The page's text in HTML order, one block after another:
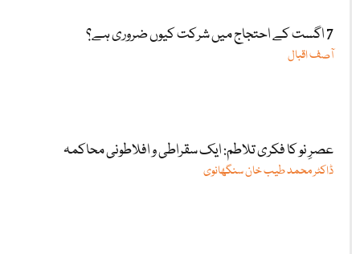
7 اگست کے احتجاج میں شرکت کیوں ضروری ہے؟
آصف اقبال
عصرِ نو کا فکری تلاطم: ایک سقراطی و افلاطونی محاکمہ
ڈاکٹر محمد طیب خان سنگھانوی